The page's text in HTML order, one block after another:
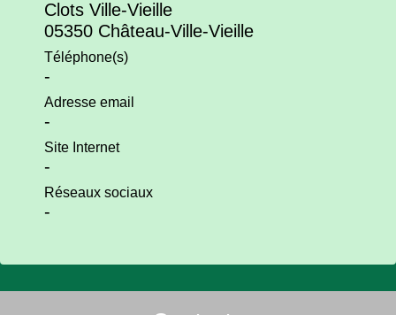
Clots Ville-Vieille
05350 Château-Ville-Vieille
Téléphone(s)
-
Adresse email
-
Site Internet
-
Réseaux sociaux
-